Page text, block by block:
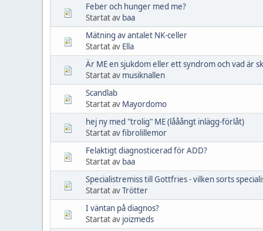
Feber och hunger med me?
Startat av baa
Mätning av antalet NK-celler
Startat av Ella
Är ME en sjukdom eller ett syndrom och vad är
Startat av musiknallen
Scandlab
Startat av Mayordomo
hej ny med "trolig" ME (lååångt inlägg-förlåt)
Startat avfibrolillemor
Felaktigt diagnosticerad för ADD?
Startat av baa
Specialistremiss till Gottfries - vilken sorts
Startat avTrötter
I väntan på diagnos?
Startat av joizmeds